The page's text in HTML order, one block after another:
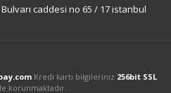
caddesi no 65 / 17 istanbul
Kredi kartı bilgileriniz 256bit SSL
korunmaktadır.